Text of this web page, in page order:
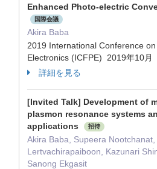
Enhanced Photo-electric
国際会議
Akira Baba
2019 International Conference
Electronics (ICFPE) 2019年10月
詳細を見る
[Invited Talk] Development of
plasmon resonance systems
applications
招待
Akira Baba, Supeera
Lertvachirapaiboon, Kazunari
Sanong Ekgasit